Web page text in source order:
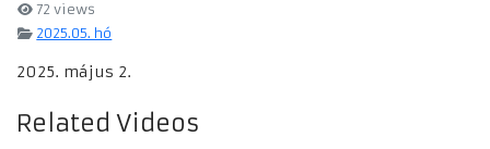
72 views
2025.05. hó
2025. május 2.
Related Videos